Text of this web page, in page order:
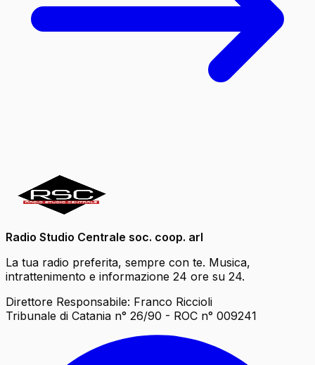
Radio Studio Centrale soc. coop. arl
La tua radio preferita, sempre con te. Musica,
intrattenimento e informazione 24 ore su 24.
Direttore Responsabile: Franco Riccioli
Tribunale di Catania n° 26/90 - ROC n° 009241